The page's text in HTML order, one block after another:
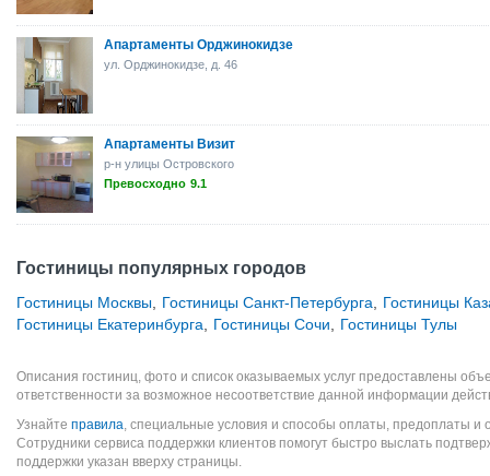
Апартаменты Орджинокидзе
ул. Орджинокидзе, д. 46
Апартаменты Визит
р-н улицы Островского
Превосходно 9.1
Гостиницы популярных городов
Гостиницы Москвы Гостиницы Санкт-Петербурга
Гостиницы
Гостиницы Екатеринбурга
Гостиницы Сочи Гостиницы Тулы
Описания гостиниц, фото и список оказываемых услуг предоставлены
ответственности за возможное несоответствие данной информации
Узнайте правила, специальные условия и способы оплаты, предоплаты и
Сотрудники сервиса поддержки клиентов помогут быстро выслать
поддержки указан вверху страницы.